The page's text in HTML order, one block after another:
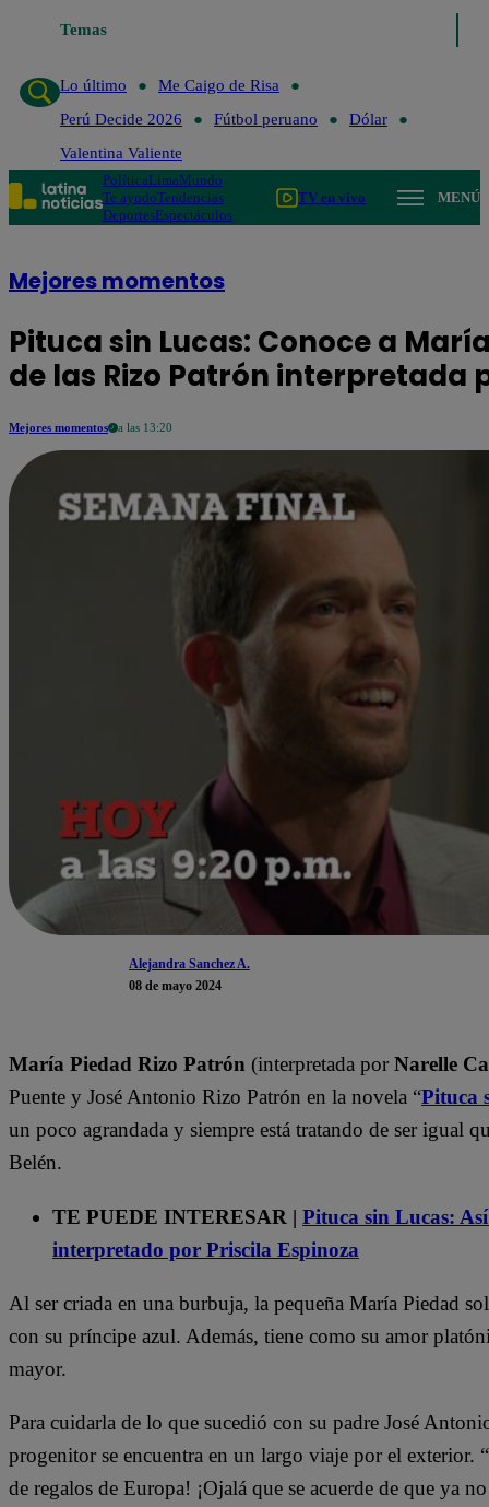
Temas
Lo último Me Caigo de Risa
Lo último
Me Caigo de Risa
Perú Decide 2026
Fútbol peruano
Dólar
Valentina Valiente
PolíticaLimaMundo
Te ayudoTendencias
DeportesEspectáculos
TV en vivo MENÚ
Mejores momentos
Pituca sin Lucas: Conoce a
de las Rizo Patrón interpretada
Mejores momentos a las 13:20
Alejandra Sanchez A.
08 de mayo 2024
María Piedad Rizo Patrón (interpretada por Narelle
Puente y José Antonio Rizo Patrón en la novela “Pituca
un poco agrandada y siempre está tratando de ser igual
Belén.
TE PUEDE INTERESAR | Pituca sin Lucas:
interpretado por Priscila Espinoza
Al ser criada en una burbuja, la pequeña María Piedad
con su príncipe azul. Además, tiene como su amor
mayor.
Para cuidarla de lo que sucedió con su padre José
progenitor se encuentra en un largo viaje por el exterior.
de regalos de Europa! ¡Ojalá que se acuerde de que ya